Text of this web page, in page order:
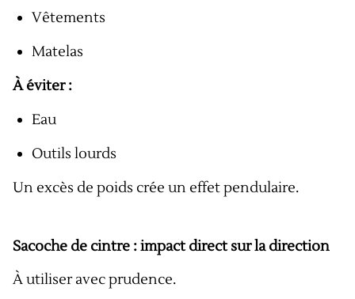
Vêtements
Matelas
À éviter :
Eau
Outils lourds
Un excès de poids crée un effet pendulaire.
Sacoche de cintre : impact direct sur la direction
À utiliser avec prudence.